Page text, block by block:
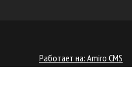
Работает на: Amiro CMS